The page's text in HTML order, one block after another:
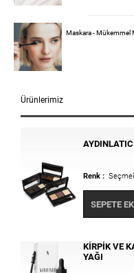
Maskara - Mükemmel
Ürünlerimiz
Renk :
SEPETE
KIRPIK VE
YAĞI